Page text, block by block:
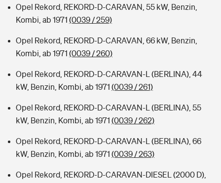
Opel Rekord, REKORD-D-CARAVAN, 55 kW, Benzin,
Kombi, ab 1971 (0039 / 259)
Opel Rekord, REKORD-D-CARAVAN, 66 kW, Benzin,
Kombi, ab 1971 (0039 / 260)
Opel Rekord, REKORD-D-CARAVAN-L (BERLINA), 44
kW, Benzin, Kombi, ab 1971 (0039 / 261)
Opel Rekord, REKORD-D-CARAVAN-L (BERLINA), 55
kW, Benzin, Kombi, ab 1971 (0039 / 262)
Opel Rekord, REKORD-D-CARAVAN-L (BERLINA), 66
kW, Benzin, Kombi, ab 1971 (0039 / 263)
Opel Rekord, REKORD-D-CARAVAN-DIESEL (2000 D),